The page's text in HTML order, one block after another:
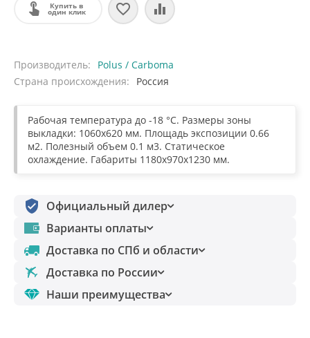
Купить в
один клик
Производитель
Polus / Carboma
Страна происхождения
Россия
Рабочая температура до -18 °С. Размеры зоны
выкладки: 1060x620 мм. Площадь экспозиции 0.66
м2. Полезный объем 0.1 м3. Статическое
охлаждение. Габариты 1180х970х1230 мм.
Официальный дилер
Варианты оплаты
Доставка по СПб и области
Доставка по России
Наши преимущества